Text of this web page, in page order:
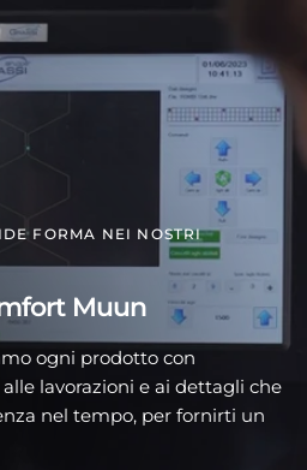
FORMA NEI NOSTRI
Muun
ogni prodotto con
lavorazioni e ai dettagli che
nel tempo, per fornirti un